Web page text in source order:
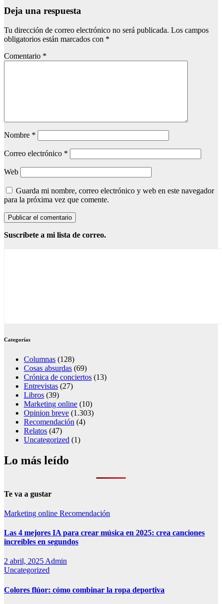
Deja una respuesta
Tu dirección de correo electrónico no será publicada. Los campos
obligatorios están marcados con *
Comentario *
Nombre *
Correo electrónico *
Web
Guarda mi nombre, correo electrónico y web en este navegador
para la próxima vez que comente.
Suscríbete a mi lista de correo.
Categorías
Columnas (128)
Cosas absurdas (69)
Crónica de conciertos (13)
Entrevistas (27)
Libros (39)
Marketing online (10)
Opinion breve (1.303)
Recomendación (4)
Relatos (47)
Uncategorized (1)
Lo más leído
Te va a gustar
Marketing online Recomendación
Las 4 mejores IA para crear música en 2025: crea canciones
increíbles en segundos
2 abril, 2025Admin
Uncategorized
Colores flúor: cómo combinar la ropa deportiva